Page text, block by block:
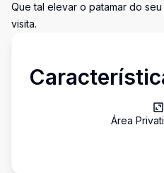
Que tal elevar o patamar do
visita.
Área